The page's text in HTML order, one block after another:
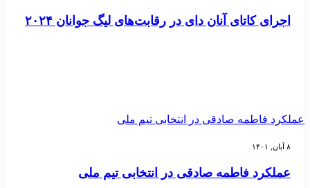
اجرای کاتای آنان دای در رقابت‌های لیگ جوانان ۲۰۲۴
عملکرد فاطمه صادقی در انتخابی تیم ملی
۸ آبان, ۱۴۰۱
عملکرد فاطمه صادقی در انتخابی تیم ملی